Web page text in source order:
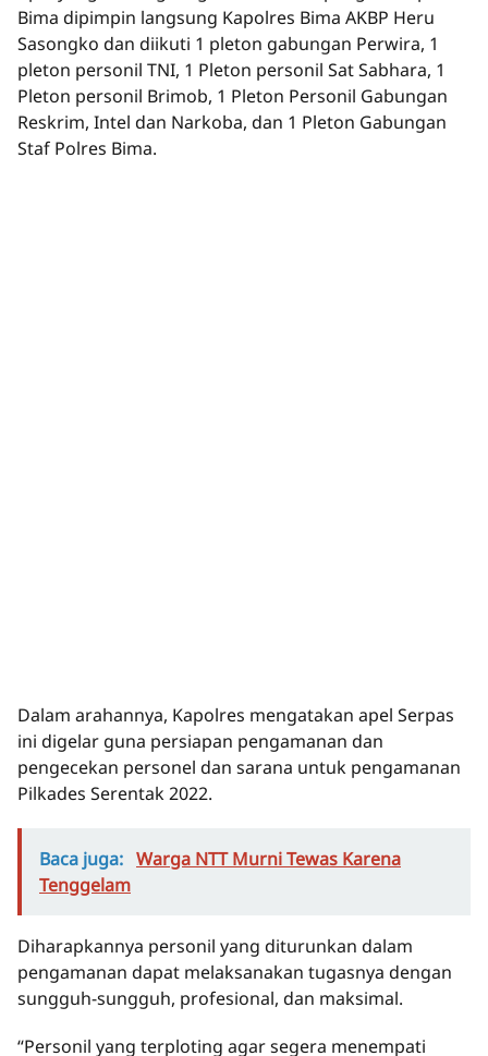
Bima dipimpin langsung Kapolres Bima AKBP Heru
Sasongko dan diikuti 1 pleton gabungan Perwira, 1
pleton personil TNI, 1 Pleton personil Sat Sabhara, 1
Pleton personil Brimob, 1 Pleton Personil Gabungan
Reskrim, Intel dan Narkoba, dan 1 Pleton Gabungan
Staf Polres Bima.
Dalam arahannya, Kapolres mengatakan apel Serpas
ini digelar guna persiapan pengamanan dan
pengecekan personel dan sarana untuk pengamanan
Pilkades Serentak 2022.
Baca juga: Warga NTT Murni Tewas Karena
Tenggelam
Diharapkannya personil yang diturunkan dalam
pengamanan dapat melaksanakan tugasnya dengan
sungguh-sungguh, profesional, dan maksimal.
“Personil yang terploting agar segera menempati